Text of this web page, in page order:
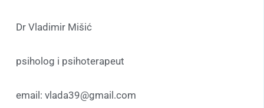
Dr Vladimir Mišić
psiholog i psihoterapeut
email: vlada39@gmail.com